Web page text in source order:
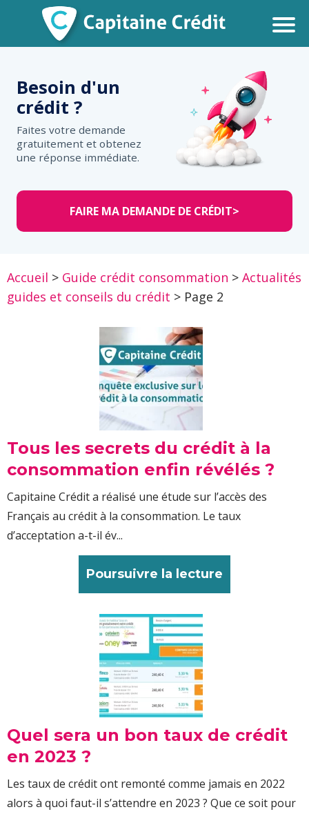
Besoin d'un
crédit ?
Faites votre demande
gratuitement et obtenez
une réponse immédiate.
FAIRE MA DEMANDE DE CRÉDIT>
Accueil > Guide crédit consommation > Actualités
guides et conseils du crédit > Page 2
Tous les secrets du crédit à la
consommation enfin révélés ?
Capitaine Crédit a réalisé une étude sur l’accès des
Français au crédit à la consommation. Le taux
d’acceptation a-t-il év...
Poursuivre la lecture
Quel sera un bon taux de crédit
en 2023 ?
Les taux de crédit ont remonté comme jamais en 2022
alors à quoi faut-il s’attendre en 2023 ? Que ce soit pour